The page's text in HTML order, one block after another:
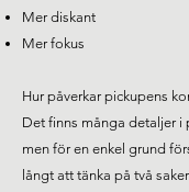
Mer diskant
Mer fokus​
Hur påverkar pickupens
Det finns många detaljer i
men för en enkel grund
långt att tänka på två